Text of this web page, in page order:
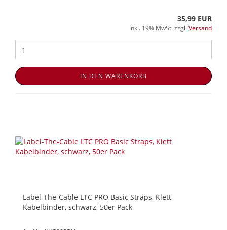
35,99 EUR
inkl. 19% MwSt. zzgl.Versand
IN DEN WARENKORB
Label-The-Cable LTC PRO Basic Straps, Klett
Kabelbinder, schwarz, 50er Pack